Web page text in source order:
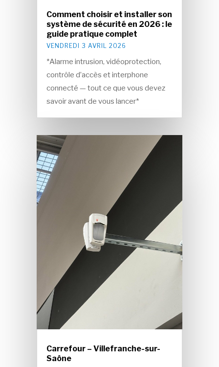
Comment choisir et installer son
système de sécurité en 2026 : le
guide pratique complet
VENDREDI 3 AVRIL 2026
*Alarme intrusion, vidéoprotection,
contrôle d’accès et interphone
connecté — tout ce que vous devez
savoir avant de vous lancer*
Carrefour – Villefranche-sur-
Saône